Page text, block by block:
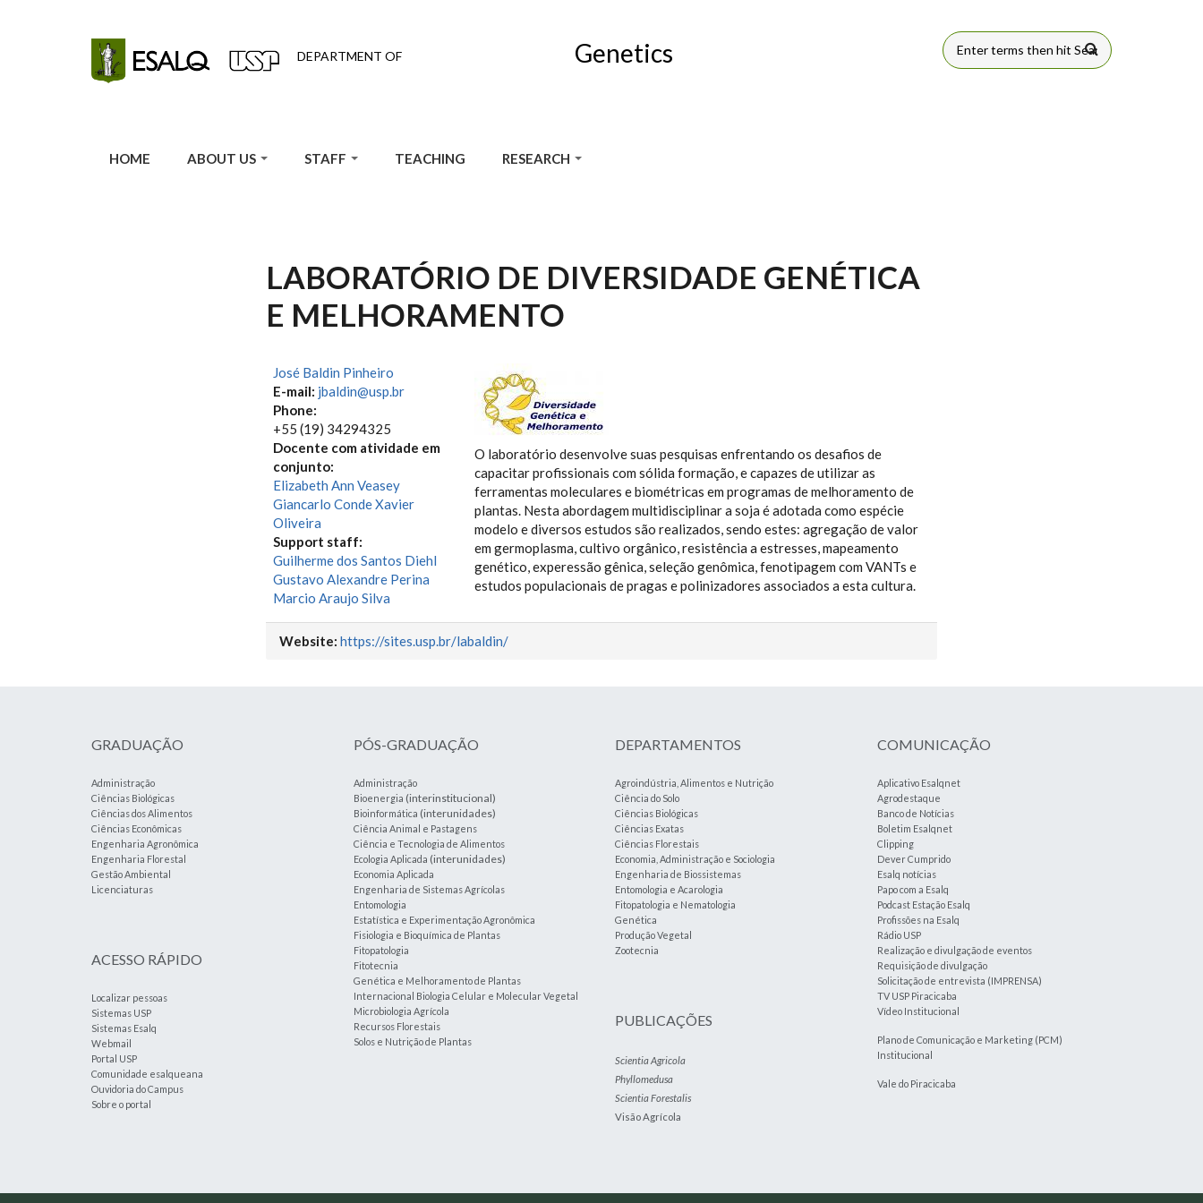
DEPARTMENT OF Genetics
SEARCH
HOME ABOUT US STAFF TEACHING RESEARCH
LABORATÓRIO DE DIVERSIDADE GENÉTICA
E MELHORAMENTO
José Baldin Pinheiro
E-mail: jbaldin@usp.br
Phone:
+55 (19) 34294325
Docente com atividade em
conjunto:
Elizabeth Ann Veasey
Giancarlo Conde Xavier
Oliveira
Support staff:
Guilherme dos Santos Diehl
Gustavo Alexandre Perina
Marcio Araujo Silva
O laboratório desenvolve suas pesquisas enfrentando os desafios de
capacitar profissionais com sólida formação, e capazes de utilizar as
ferramentas moleculares e biométricas em programas de melhoramento de
plantas. Nesta abordagem multidisciplinar a soja é adotada como espécie
modelo e diversos estudos são realizados, sendo estes: agregação de valor
em germoplasma, cultivo orgânico, resistência a estresses, mapeamento
genético, experessão gênica, seleção genômica, fenotipagem com VANTs e
estudos populacionais de pragas e polinizadores associados a esta cultura.
Website: https://sites.usp.br/labaldin/
GRADUAÇÃO
Administração
Ciências Biológicas
Ciências dos Alimentos
Ciências Econômicas
Engenharia Agronômica
Engenharia Florestal
Gestão Ambiental
Licenciaturas
ACESSO RÁPIDO
Localizar pessoas
Sistemas USP
Sistemas Esalq
Webmail
Portal USP
Comunidade esalqueana
Ouvidoria do Campus
Sobre o portal
PÓS-GRADUAÇÃO
Administração
Bioenergia (interinstitucional)
Bioinformática (interunidades)
Ciência Animal e Pastagens
Ciência e Tecnologia de Alimentos
Ecologia Aplicada (interunidades)
Economia Aplicada
Engenharia de Sistemas Agrícolas
Entomologia
Estatística e Experimentação Agronômica
Fisiologia e Bioquímica de Plantas
Fitopatologia
Fitotecnia
Genética e Melhoramento de Plantas
Internacional Biologia Celular e Molecular Vegetal
Microbiologia Agrícola
Recursos Florestais
Solos e Nutrição de Plantas
DEPARTAMENTOS
Agroindústria, Alimentos e Nutrição
Ciência do Solo
Ciências Biológicas
Ciências Exatas
Ciências Florestais
Economia, Administração e Sociologia
Engenharia de Biossistemas
Entomologia e Acarologia
Fitopatologia e Nematologia
Genética
Produção Vegetal
Zootecnia
PUBLICAÇÕES
Scientia Agricola
Phyllomedusa
Scientia Forestalis
Visão Agrícola
COMUNICAÇÃO
Aplicativo Esalqnet
Agrodestaque
Banco de Notícias
Boletim Esalqnet
Clipping
Dever Cumprido
Esalq notícias
Papo com a Esalq
Podcast Estação Esalq
Profissões na Esalq
Rádio USP
Realização e divulgação de eventos
Requisição de divulgação
Solicitação de entrevista (IMPRENSA)
TV USP Piracicaba
Vídeo Institucional
Plano de Comunicação e Marketing (PCM)
Institucional
Vale do Piracicaba